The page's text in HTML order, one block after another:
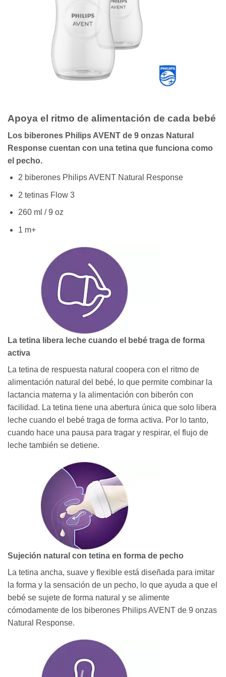
Apoya el ritmo de alimentación de cada bebé
Los biberones Philips AVENT de 9 onzas Natural
Response cuentan con una tetina que funciona como
el pecho.
2 biberones Philips AVENT Natural Response
2 tetinas Flow 3
260 ml / 9 oz
1 m+
La tetina libera leche cuando el bebé traga de forma
activa
La tetina de respuesta natural coopera con el ritmo de
alimentación natural del bebé, lo que permite combinar la
lactancia materna y la alimentación con biberón con
facilidad. La tetina tiene una abertura única que solo libera
leche cuando el bebé traga de forma activa. Por lo tanto,
cuando hace una pausa para tragar y respirar, el flujo de
leche también se detiene.
Sujeción natural con tetina en forma de pecho
La tetina ancha, suave y flexible está diseñada para imitar
la forma y la sensación de un pecho, lo que ayuda a que el
bebé se sujete de forma natural y se alimente
cómodamente de los biberones Philips AVENT de 9 onzas
Natural Response.